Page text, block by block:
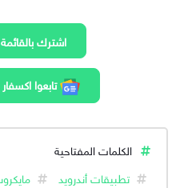
اشترك
تابعوا اكسفار عبر google News
الكلمات المفتاحية
تطبيقات أندرويد